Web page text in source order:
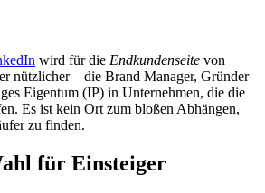
wird für die Endkundenseite von
nützlicher – die Brand Manager, Gründer
Eigentum (IP) in Unternehmen, die die
Es ist kein Ort zum bloßen Abhängen,
zu finden.
für Einsteiger